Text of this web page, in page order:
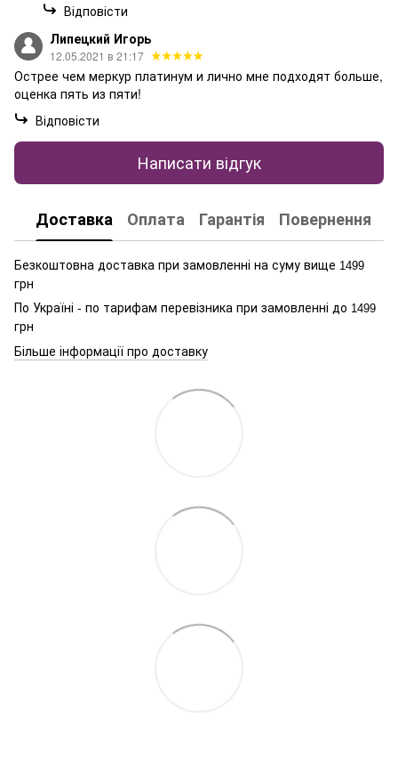
Відповісти
Липецкий Игорь
12.05.2021 в 21:17
Острее чем меркур платинум и лично мне подходят больше,
оценка пять из пяти!
Відповісти
Написати відгук
Доставка Оплата Гарантія Повернення
Безкоштовна доставка при замовленні на суму вище 1499
грн
По Україні - по тарифам перевізника при замовленні до 1499
грн
Більше інформації про доставку